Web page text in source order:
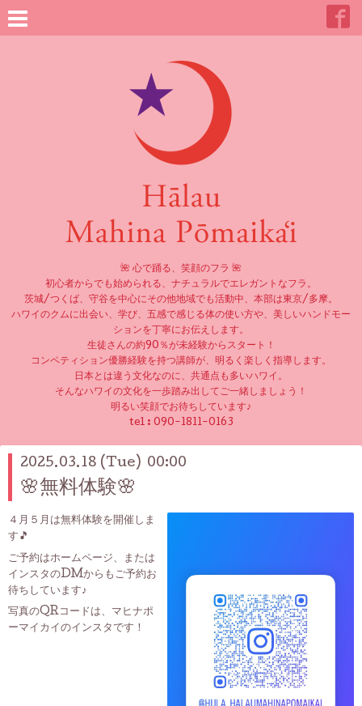
🌺 心で踊る、笑顔のフラ 🌺
初心者からでも始められる、ナチュラルでエレガントなフラ。
茨城/つくば、守谷を中心にその他地域でも活動中、本部は東京/多摩。
ハワイのクムに出会い、学び、五感で感じる体の使い方や、美しいハンドモー
ションを丁寧にお伝えします。
生徒さんの約90％が未経験からスタート！
コンペティション優勝経験を持つ講師が、明るく楽しく指導します。
日本とは違う文化なのに、共通点も多いハワイ。
そんなハワイの文化を一歩踏み出してご一緒しましょう！
明るい笑顔でお待ちしています♪
tel : 090-1811-0163
2025.03.18 (Tue) 00:00
🌸無料体験🌸
４月５月は無料体験を開催しま
す🎵
ご予約はホームページ、または
インスタのDMからもご予約お
待ちしています♪
写真のQRコードは、マヒナポ
ーマイカイのインスタです！